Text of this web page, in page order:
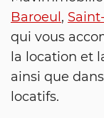
Baroeul,
qui vous
la location et
ainsi que
locatifs.